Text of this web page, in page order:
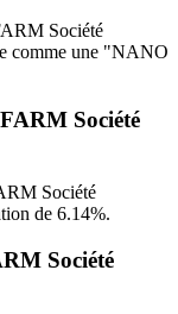
Société
comme une "NANO
Société
Société
de 6.14%.
Société